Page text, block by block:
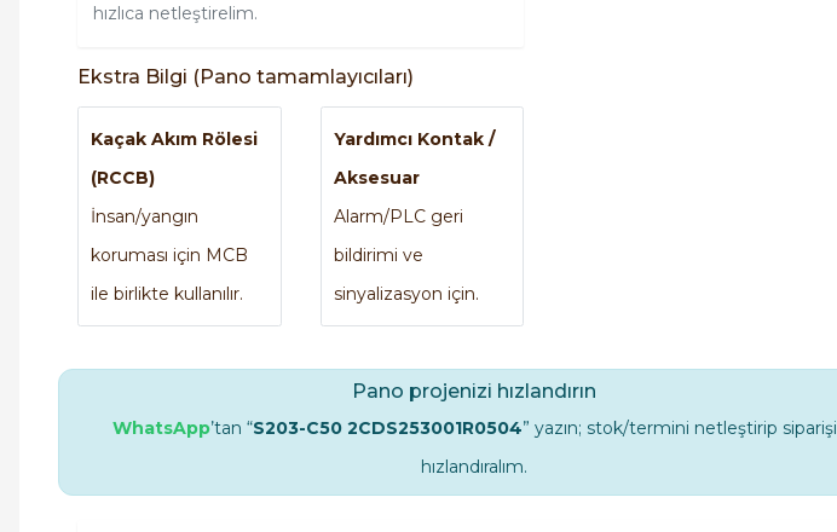
hızlıca netleştirelim.
Ekstra Bilgi (Pano tamamlayıcıları)
Kaçak Akım Rölesi
(RCCB)
İnsan/yangın
koruması için MCB
ile birlikte kullanılır.
Yardımcı Kontak /
Aksesuar
Alarm/PLC geri
bildirimi ve
sinyalizasyon için.
Pano projenizi hızlandırın
WhatsApp’tan “S203-C50 2CDS253001R0504” yazın; stok/termini netleştirip siparişi
hızlandıralım.